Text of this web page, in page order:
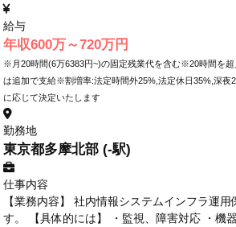
給与
年収600万～720万円
※月20時間(6万6383円~)の固定残業代を含む※20時間を
は追加で支給※割増率:法定時間外25%,法定休日35%,深
に応じて決定いたします
勤務地
東京都多摩北部 (-駅)
仕事内容
【業務内容】 社内情報システムインフラ運
す。 【具体的には】 ・監視、障害対応 ・機